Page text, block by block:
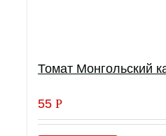
Томат Монгольский
55 Р